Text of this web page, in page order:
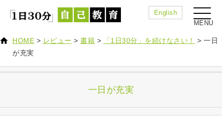
English
HOME > レビュー > 書籍 > 「1日30分」を続けなさい！ > 一日
が充実
一日が充実